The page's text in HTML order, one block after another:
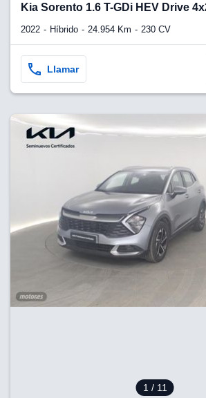
Kia Sorento 1.6 T-GDi HEV Drive
2022 Híbrido 24.954 Km 230 CV
Llamar
1/ 11